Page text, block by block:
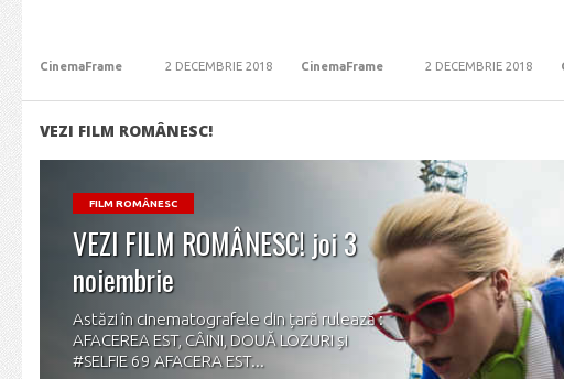
CinemaFrame 2 DECEMBRIE 2018 CinemaFrame 2 DECEMBRIE 2018
VEZI FILM ROMÂNESC!
READ
FILM ROMÂNESC
VEZI FILM ROMÂNESC! joi 3
noiembrie
Astăzi în cinematografele din țară rulează :
AFACEREA EST, CÂINI, DOUĂ LOZURI și
#SELFIE 69 AFACERA EST...